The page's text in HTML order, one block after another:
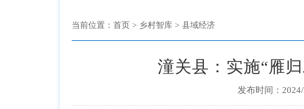
当前位置： 首页 > 乡村智库 > 县域经济
潼关县：实施“雁
发布时间：